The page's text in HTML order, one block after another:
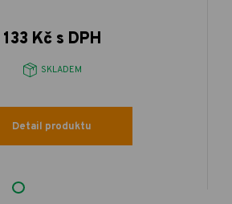
133 Kč s DPH
SKLADEM
Detail produktu